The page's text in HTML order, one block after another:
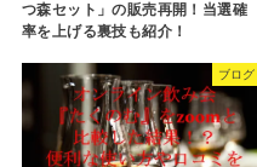
つ森セット」の販売再開！当選確
率を上げる裏技も紹介！
ブログ